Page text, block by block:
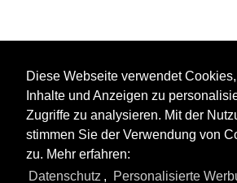
Diese Webseite verwendet
Inhalte und Anzeigen zu
Zugriffe zu analysieren. Mit der
stimmen Sie der Verwendung von
zu. Mehr erfahren:
Datenschutz , Personalisierte